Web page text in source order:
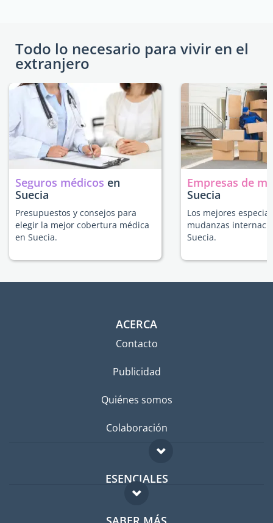
Todo lo necesario para vivir en el
extranjero
Seguros médicos en
Suecia
Presupuestos y consejos para
elegir la mejor cobertura médica
en Suecia.
Empresas de
Suecia
Los mejores
mudanzas
Suecia.
ACERCA
Contacto
Publicidad
Quiénes somos
Colaboración
ESENCIALES
Foro para expatriados